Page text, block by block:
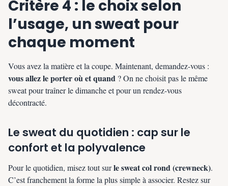
Critère 4 : le choix selon
l’usage, un sweat pour
chaque moment
Vous avez la matière et la coupe. Maintenant, demandez-vous :
vous allez le porter où et quand ? On ne choisit pas le même
sweat pour traîner le dimanche et pour un rendez-vous
décontracté.
Le sweat du quotidien : cap sur le
confort et la polyvalence
Pour le quotidien, misez tout surle sweat col rond (crewneck).
C’est franchement la forme la plus simple à associer. Restez sur